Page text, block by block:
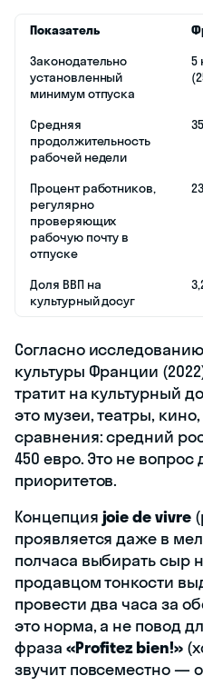
Показатель
Законодательно
установленный
минимум отпуска
5
Средняя
продолжительность
рабочей недели
Процент работников,
регулярно
проверяющих
рабочую почту в
отпуске
Доля ВВП на
культурный досуг
Согласно
культуры Франции
тратит на культурный
это музеи, театры,
сравнения: средний
450 евро. Это не
приоритетов.
Концепция joie de vivre
проявляется даже в
полчаса выбирать сыр
продавцом тонкости
провести два часа за
это норма, а не повод
фраза «Profitez bien!»
звучит повсеместно —